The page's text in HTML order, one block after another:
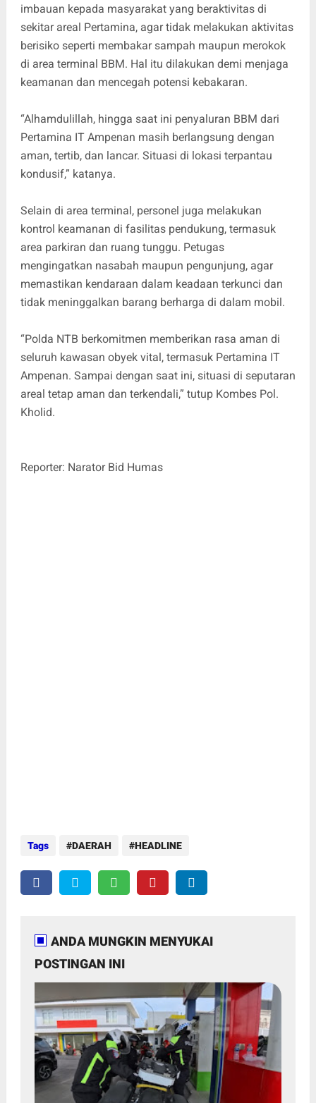
imbauan kepada masyarakat yang beraktivitas di
sekitar areal Pertamina, agar tidak melakukan aktivitas
berisiko seperti membakar sampah maupun merokok
di area terminal BBM. Hal itu dilakukan demi menjaga
keamanan dan mencegah potensi kebakaran.
“Alhamdulillah, hingga saat ini penyaluran BBM dari
Pertamina IT Ampenan masih berlangsung dengan
aman, tertib, dan lancar. Situasi di lokasi terpantau
kondusif,” katanya.
Selain di area terminal, personel juga melakukan
kontrol keamanan di fasilitas pendukung, termasuk
area parkiran dan ruang tunggu. Petugas
mengingatkan nasabah maupun pengunjung, agar
memastikan kendaraan dalam keadaan terkunci dan
tidak meninggalkan barang berharga di dalam mobil.
“Polda NTB berkomitmen memberikan rasa aman di
seluruh kawasan obyek vital, termasuk Pertamina IT
Ampenan. Sampai dengan saat ini, situasi di seputaran
areal tetap aman dan terkendali,” tutup Kombes Pol.
Kholid.
Reporter: Narator Bid Humas
Tags DAERAH HEADLINE
ANDA MUNGKIN MENYUKAI
POSTINGAN INI